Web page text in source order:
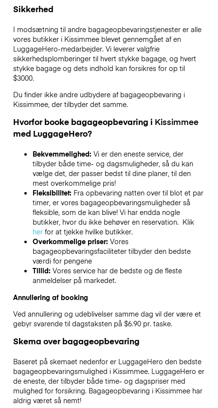
Sikkerhed
I modsætning til andre bagageopbevaringstjenesterer alle
vores butikker i Kissimmeeblevet gennemgået af en
LuggageHero-medarbejder. Vi leverer valgfrie
sikkerhedsplomberinger til hvert stykke bagage, og hvert
stykke bagage og dets indhold kan forsikres for op til
$3000.
Du finder ikke andre udbydere af bagageopbevaring i
Kissimmee, der tilbyder det samme.
Hvorfor booke bagageopbevaring i Kissimmee
med LuggageHero?
Bekvemmelighed: Vi er den eneste service, der
tilbyder både time- og dagsmuligheder, så du kan
vælge det, der passer bedst til dine planer, til den
mest overkommelige pris!
Fleksibilitet: Fra opbevaring natten over til blot et par
timer, er vores bagageopbevaringsmuligheder så
fleksible, som de kan blive! Vi har endda nogle
butikker, hvor du ikke behøver en reservation. Klik
herfor at tjekke hvilke butikker.
Overkommelige priser: Vores
bagageopbevaringsfaciliteter tilbyder den bedste
værdi for pengene
Tillid: Vores service har de bedste og de fleste
anmeldelser på markedet.
Annullering af booking
Ved annullering og udeblivelser samme dag vil der være et
gebyr svarende til dagstaksten på $6.90 pr. taske.
Skema over bagageopbevaring
Baseret på skemaet nedenfor er LuggageHero den bedste
bagageopbevaringsmulighed i Kissimmee. LuggageHero er
de eneste, der tilbyder både time- og dagspriser med
mulighed for forsikring. Bagageopbevaring i Kissimmeehar
aldrig været så nemt!